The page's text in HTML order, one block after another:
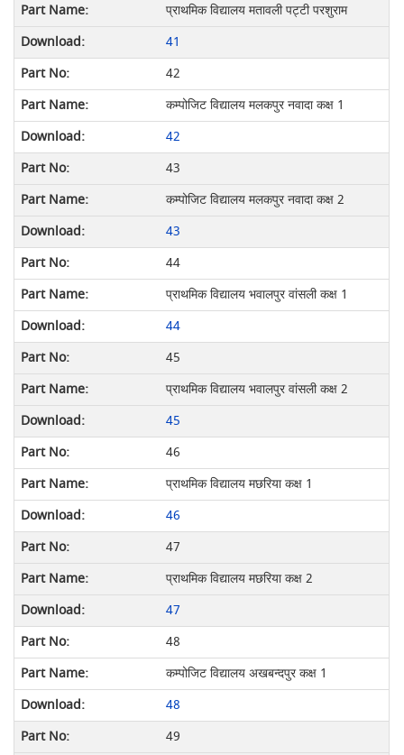
प्राथमिक विद्यालय मतावली पट्टी परशुराम
41
42
कम्पोजिट विद्यालय मलकपुर नवादा कक्ष 1
42
43
कम्पोजिट विद्यालय मलकपुर नवादा कक्ष 2
43
44
प्राथमिक विद्यालय भवालपुर वांसली कक्ष 1
44
45
प्राथमिक विद्यालय भवालपुर वांसली कक्ष 2
45
46
प्राथमिक विद्यालय मछरिया कक्ष 1
46
47
प्राथमिक विद्यालय मछरिया कक्ष 2
47
48
कम्पोजिट विद्यालय अखबन्दपुर कक्ष 1
48
49